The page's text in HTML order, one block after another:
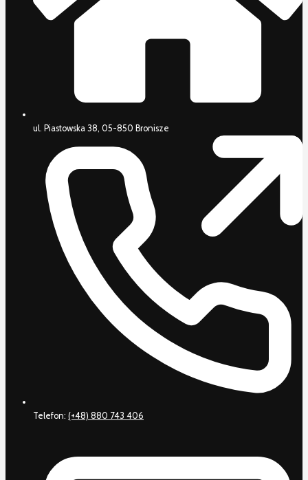
ul. Piastowska 38, 05-850 Bronisze
Telefon: (+48) 880 743 406